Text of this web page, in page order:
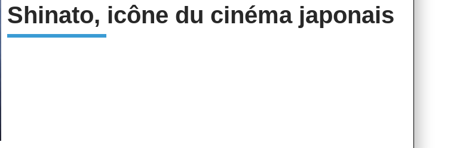
Shinato, icône du cinéma japonais